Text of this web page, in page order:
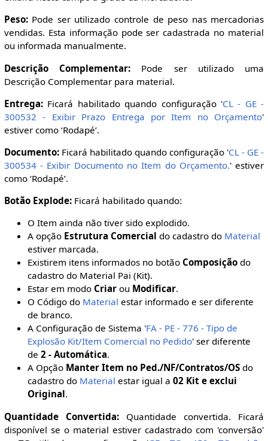
Peso: Pode ser utilizado controle de peso nas mercadorias
vendidas. Esta informação pode ser cadastrada no material
ou informada manualmente.
Descrição Complementar: Pode ser utilizado uma
Descrição Complementar para material.
Entrega: Ficará habilitado quando configuração 'CL - GE -
300532 - Exibir Prazo Entrega por Item no Orçamento'
estiver como ‘Rodapé’.
Documento: Ficará habilitado quando configuração 'CL - GE -
300534 - Exibir Documento no Item do Orçamento.' estiver
como ‘Rodapé’.
Botão Explode: Ficará habilitado quando:
O Item ainda não tiver sido explodido.
A opção Estrutura Comercial do cadastro do Material
estiver marcada.
Existirem itens informados no botão Composição do
cadastro do Material Pai (Kit).
Estar em modo Criar ou Modificar.
O Código do Material estar informado e ser diferente
de branco.
A Configuração de Sistema 'FA - PE - 776 - Tipo de
Explosão Kit/Item Comercial no Pedido' ser diferente
de2 - Automática.
A Opção Manter Item no Ped./NF/Contratos/OS do
cadastro do Material estar igual a02 Kit e exclui
Original.
Quantidade Convertida: Quantidade convertida. Ficará
disponível se o material estiver cadastrado com 'conversão'